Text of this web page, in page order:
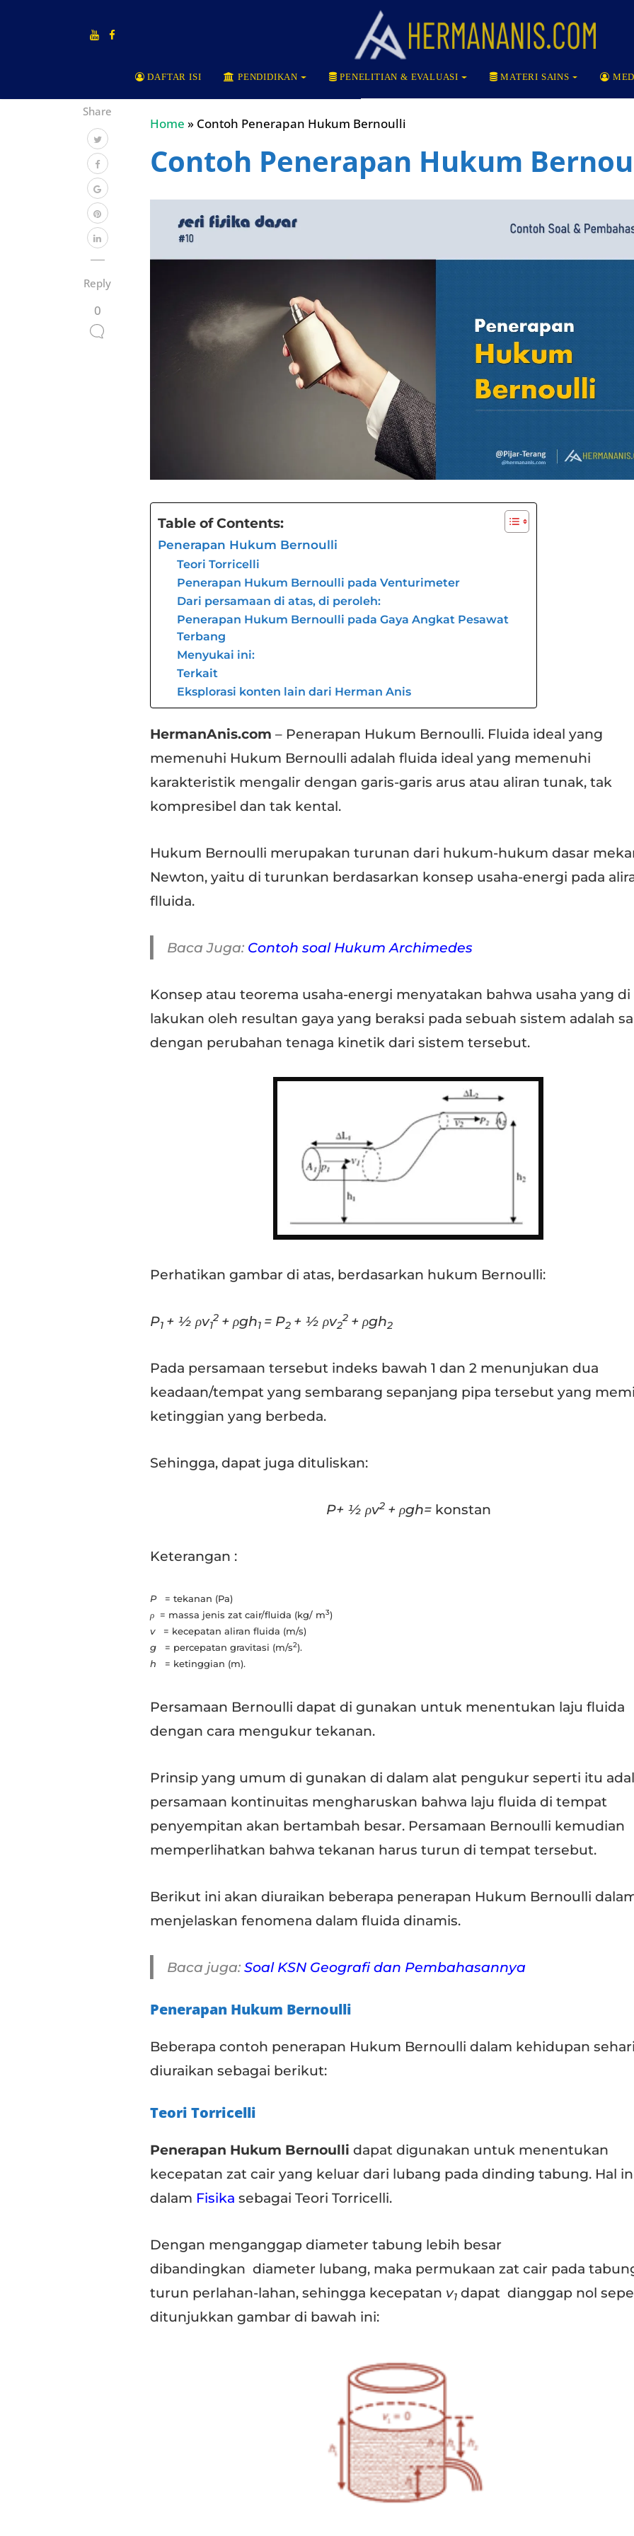
DAFTAR ISI PENDIDIKAN PENELITIAN & EVALUASI MATERI SAINS
Share
Reply
0
Home » Contoh Penerapan Hukum Bernoulli
Contoh Penerapan Hukum
Table of Contents:
Penerapan Hukum Bernoulli
Teori Torricelli
Penerapan Hukum Bernoulli pada Venturimeter
Dari persamaan di atas, di peroleh:
Penerapan Hukum Bernoulli pada Gaya Angkat Pesawat
Terbang
Menyukai ini:
Terkait
Eksplorasi konten lain dari Herman Anis
HermanAnis.com – Penerapan Hukum Bernoulli. Fluida ideal yang
memenuhi Hukum Bernoulli adalah fluida ideal yang memenuhi
karakteristik mengalir dengan garis-garis arus atau aliran tunak, tak
kompresibel dan tak kental.
Hukum Bernoulli merupakan turunan dari hukum-hukum dasar
Newton, yaitu di turunkan berdasarkan konsep usaha-energi pada
flluida.
Baca Juga: Contoh soal Hukum Archimedes
Konsep atau teorema usaha-energi menyatakan bahwa usaha yang di
lakukan oleh resultan gaya yang beraksi pada sebuah sistem adalah
dengan perubahan tenaga kinetik dari sistem tersebut.
Perhatikan gambar di atas, berdasarkan hukum Bernoulli:
P1 + ½ ρv1
2 + ρgh1 = P2 + ½ ρv2
2 + ρgh2
Pada persamaan tersebut indeks bawah 1 dan 2 menunjukan dua
keadaan/tempat yang sembarang sepanjang pipa tersebut yang
ketinggian yang berbeda.
Sehingga, dapat juga dituliskan:
P+ ½ ρv2 + ρgh= konstan
Keterangan :
P= tekanan (Pa)
ρ = massa jenis zat cair/fluida (kg/ m3)
v= kecepatan aliran fluida (m/s)
g = percepatan gravitasi (m/s2).
h = ketinggian (m).
Persamaan Bernoulli dapat di gunakan untuk menentukan laju fluida
dengan cara mengukur tekanan.
Prinsip yang umum di gunakan di dalam alat pengukur seperti itu
persamaan kontinuitas mengharuskan bahwa laju fluida di tempat
penyempitan akan bertambah besar. Persamaan Bernoulli kemudian
memperlihatkan bahwa tekanan harus turun di tempat tersebut.
Berikut ini akan diuraikan beberapa penerapan Hukum Bernoulli
menjelaskan fenomena dalam fluida dinamis.
Baca juga: Soal KSN Geografi dan Pembahasannya
Penerapan Hukum Bernoulli
Beberapa contoh penerapan Hukum Bernoulli dalam kehidupan
diuraikan sebagai berikut:
Teori Torricelli
Penerapan Hukum Bernoulli dapat digunakan untuk menentukan
kecepatan zat cair yang keluar dari lubang pada dinding tabung. Hal
dalam Fisika sebagai Teori Torricelli.
Dengan menganggap diameter tabung lebih besar
dibandingkan diameter lubang, maka permukaan zat cair pada
turun perlahan-lahan, sehingga kecepatan v1 dapat dianggap nol
ditunjukkan gambar di bawah ini: